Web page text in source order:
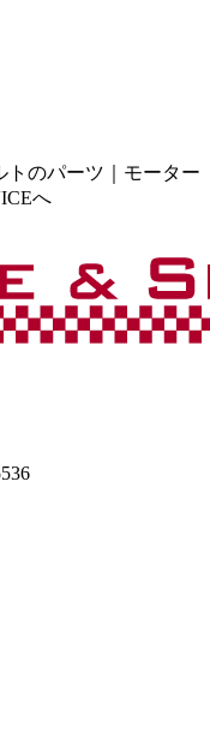
トのパーツ｜モーター
へ